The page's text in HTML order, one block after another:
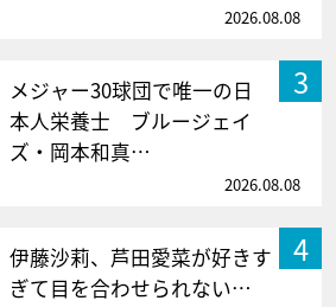
2026.08.08
3
メジャー30球団で唯一の日
本人栄養士 ブルージェイ
ズ・岡本和真…
2026.08.08
4
伊藤沙莉、芦田愛菜が好きす
ぎて目を合わせられない…